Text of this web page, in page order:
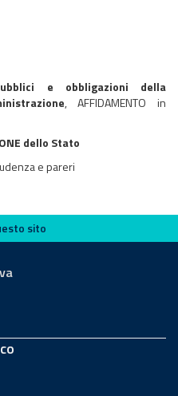
e obbligazioni della
, AFFIDAMENTO in
dello Stato
e pareri
sito